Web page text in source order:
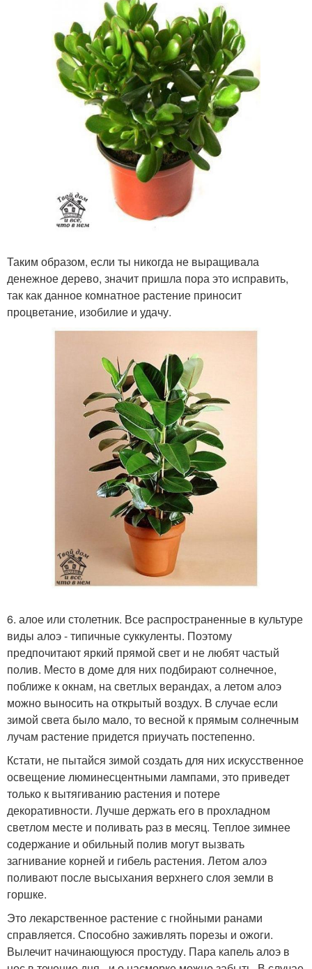
Таким образом, если ты никогда не выращивала
денежное дерево, значит пришла пора это исправить,
так как данное комнатное растение приносит
процветание, изобилие и удачу.
6. алое или столетник. Все распространенные в культуре
виды алоэ - типичные суккуленты. Поэтому
предпочитают яркий прямой свет и не любят частый
полив. Место в доме для них подбирают солнечное,
поближе к окнам, на светлых верандах, а летом алоэ
можно выносить на открытый воздух. В случае если
зимой света было мало, то весной к прямым солнечным
лучам растение придется приучать постепенно.
Кстати, не пытайся зимой создать для них искусственное
освещение люминесцентными лампами, это приведет
только к вытягиванию растения и потере
декоративности. Лучше держать его в прохладном
светлом месте и поливать раз в месяц. Теплое зимнее
содержание и обильный полив могут вызвать
загнивание корней и гибель растения. Летом алоэ
поливают после высыхания верхнего слоя земли в
горшке.
Это лекарственное растение с гнойными ранами
справляется. Способно заживлять порезы и ожоги.
Вылечит начинающуюся простуду. Пара капель алоэ в